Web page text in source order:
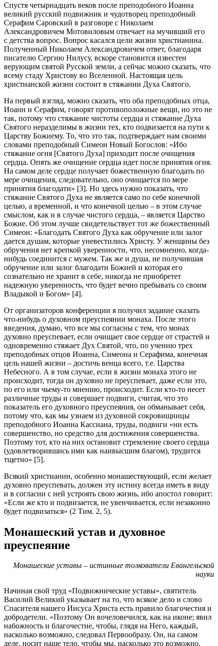
Спустя четырнадцать веков после преподобного Иоанна
великий русский подвижник и чудотворец преподобный
Серафим Саровский в разговоре с Николаем
Александровичем Мотовиловым отвечает на мучивший его
с детства вопрос. Вопрос касался цели жизни христианина.
Полученный Николаем Александровичем ответ, благодаря
писателю Сергию Нилусу, вскоре становится известен
верующим святой Русской земли, а сейчас можно сказать, что
всему стаду Христову во Вселенной. Настоящая цель
христианской жизни состоит в стяжании Духа Святого.
На первый взгляд, можно сказать, что оба преподобных отца,
Иоанн и Серафим, говорят противоположные вещи, но это не
так, потому что стяжание чистоты сердца и стяжание Духа
Святого неразделимы в жизни тех, кто подвизается на пути к
Царству Божиему. То, что это так, подтверждает нам своими
словами преподобный Симеон Новый Богослов: «Ибо
стяжание огня [Святого Духа] приходит после очищения
сердца. Опять же очищение сердца идет после принятия огня.
На самом деле сердце получает божественную благодать по
мере очищения, следовательно, оно очищается по мере
принятия благодати» [3]. Но здесь нужно показать, что
стяжание Святого Духа не является само по себе конечной
целью, а временной, и что конечной целью – в этом случае
смыслом, как и в случае чистого сердца, – является Царство
Божие. Об этом лучше свидетельствует тот же божественный
Симеон: «Благодать Святого Духа как обручение или залог
дается душам, которые уневестились Христу. У женщины без
обручения нет крепкой уверенности, что, несомненно, когда-
нибудь соединится с мужем. Так же и душа, не получившая
обручение или залог благодати Божией и которая его
сознательно не хранит в себе, никогда не приобретет
надежную уверенность, что будет вечно пребывать со своим
Владыкой и Богом» [4].
От организаторов конференции я получил задание сказать
что-нибудь о духовном преуспеянии монаха. После этого
введения, думаю, что все мы согласны с тем, что монах
духовно преуспевает, если очищает свое сердце от страстей и
одновременно стяжает Дух Святой, что, по учению трех
преподобных отцов Иоанна, Симеона и Серафима, конечная
цель нашей жизни – достичь венца всего, т.е. Царства
Небесного. А в том случае, если в жизни монаха этого не
происходит, тогда он духовно не преуспевает, даже если это,
по его или чьему-то мнению, происходит. Если кто-то несет
различные труды и совершает подвиги, считая, что это
показатель его духовного преуспеяния, он обманывает себя,
потому что, как мы узнаем из духовной сокровищницы
преподобного Иоанна Кассиана, труды, подвиги «ни есть
совершенство, но средство для достижения совершенства.
Поэтому тот, кто на них остановит стремление своего сердца
(удовлетворившись ими как наивысшим благом), трудится
тщетно» [5].
Всякий христианин, особенно монашествующий, если желает
духовно преуспевать, должен эту истину всегда иметь в виду
и в согласии с ней устроять свою жизнь, ибо апостол говорит:
«Если же кто и подвизается, не увенчивается, если незаконно
будет подвизаться» (2 Тим. 2, 5).
Монашеский устав и духовное
преуспеяние
Монашеские уставы – истинные толкователи Евангельской
науки
Начиная свой труд «Подвижнические уставы», святитель
Василий Великий указывает на то, что всякое дело и слово
Спасителя нашего Иисуса Христа есть правило благочестия и
добродетели. «Поэтому Он вочеловечился, как на иконе; явил
набожность и благочестие, чтобы, глядя на Него, каждый,
насколько возможно, следовал Первообразу. Он, на самом
деле, носит наше тело, чтобы мы, насколько это возможно,